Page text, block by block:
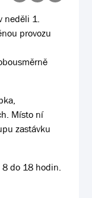
neděli 1.
provozu
Místo ní
zastávku
8 do 18 hodin.